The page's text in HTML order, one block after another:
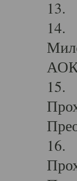
13.
14.
15.
16.